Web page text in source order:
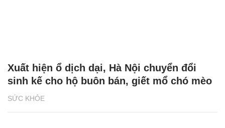
SỨC KHỎE
Xuất hiện ổ dịch dại, Hà Nội chuyển đổi
sinh kế cho hộ buôn bán, giết mổ chó mèo